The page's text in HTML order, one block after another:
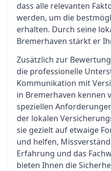
dass alle relevanten
werden, um die
erhalten. Durch seine
Bremerhaven stärkt er
Zusätzlich zur
die professionelle
Kommunikation mit
in Bremerhaven kennen
speziellen
der lokalen
sie gezielt auf etwaige
und helfen,
Erfahrung und das
bieten Ihnen die